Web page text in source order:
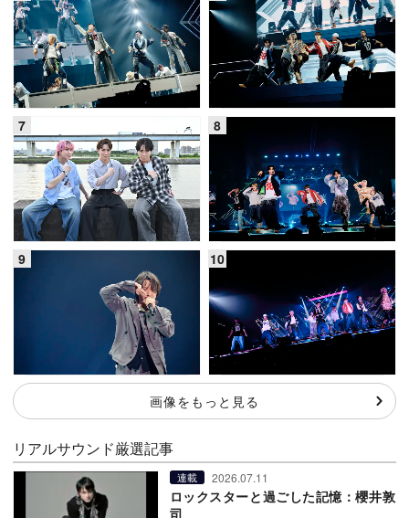
画像をもっと見る
リアルサウンド厳選記事
連載 2026.07.11
ロックスターと過ごした記憶：櫻井敦
司